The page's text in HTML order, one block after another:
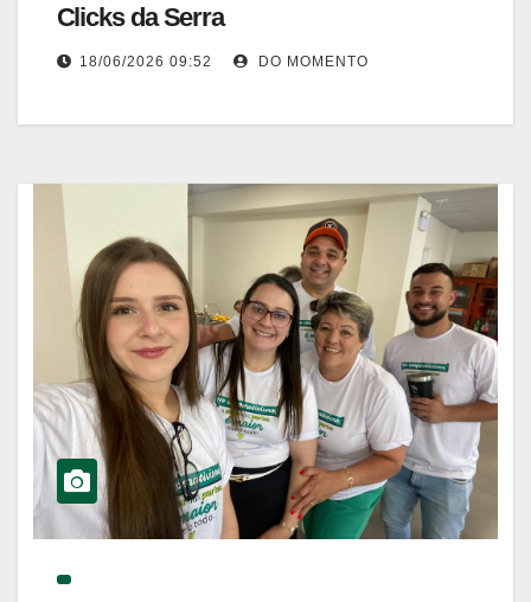
Clicks da Serra
18/06/2026 09:52 DO MOMENTO